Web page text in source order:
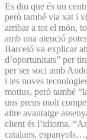
Es diu que és un
però també via xat i
arribar a tot el món,
amb una atenció
Barceló va explicar
d’oportunitats” per
per ser soci amb
i les noves
motius, però també
uns preus molt
altre avantatge
client és l’idioma.
catalans,